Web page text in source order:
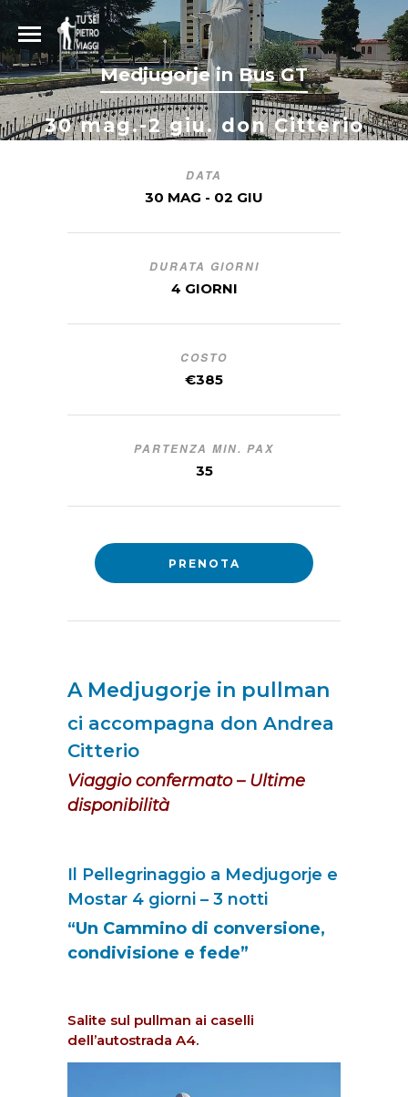
Medjugorje in Bus GT
30 mag.-2 giu. don Citterio
DATA
30 MAG - 02 GIU
DURATA GIORNI
4 GIORNI
COSTO
€385
PARTENZA MIN. PAX
35
PRENOTA
A Medjugorje in pullman
ci accompagna don Andrea
Citterio
Viaggio confermato – Ultime
disponibilità
Il Pellegrinaggio a Medjugorje e
Mostar 4 giorni – 3 notti
“Un Cammino di conversione,
condivisione e fede”
Salite sul pullman ai caselli
dell’autostrada A4.